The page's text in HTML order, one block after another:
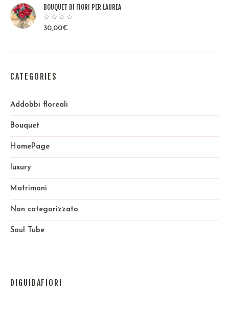
BOUQUET DI FIORI PER LAUREA
30,00€
CATEGORIES
Addobbi floreali
Bouquet
HomePage
luxury
Matrimoni
Non categorizzato
Soul Tube
DIGUIDAFIORI